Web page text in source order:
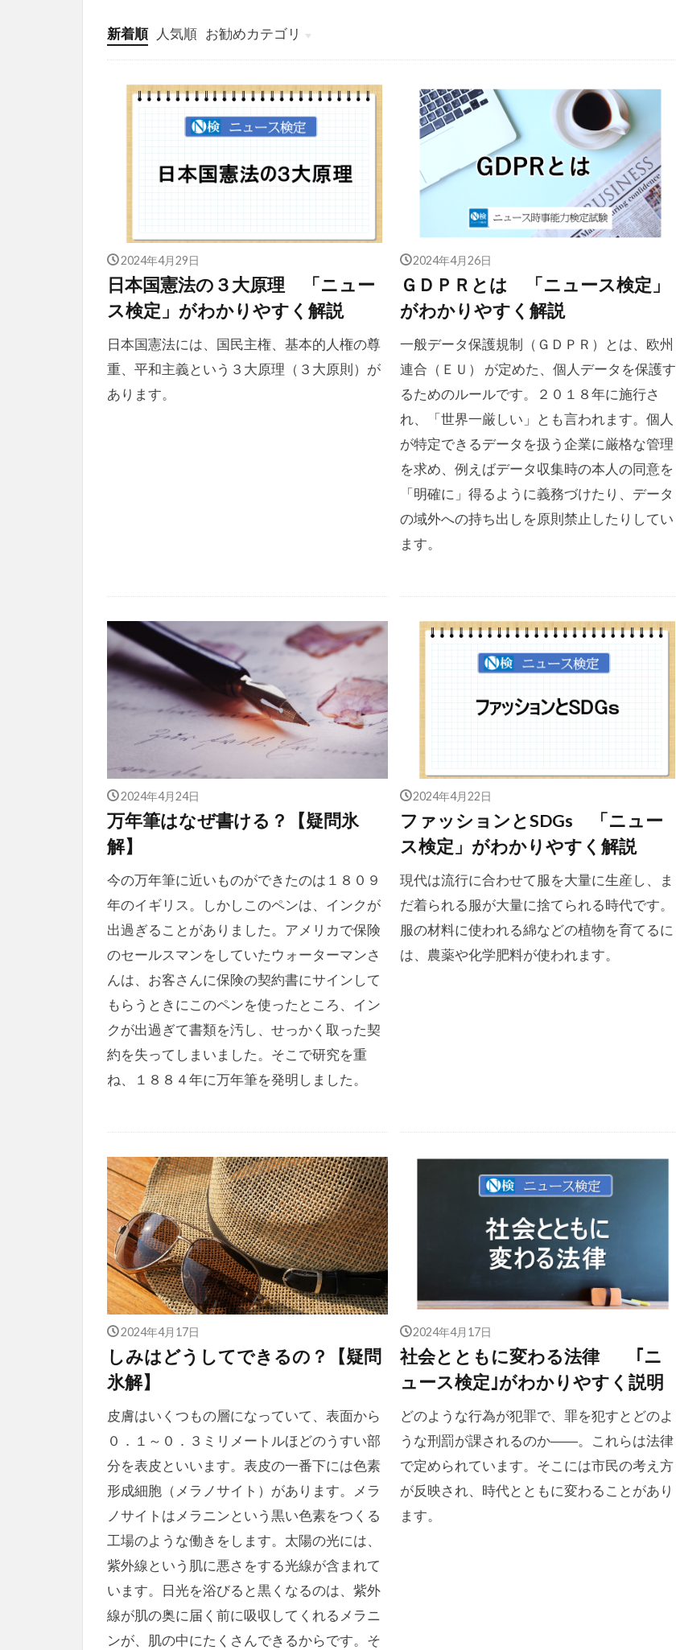
新着順 人気順 お勧めカテゴリ
投稿
学び
マンガ
電子書籍
2024年4月29日
日本国憲法の３大原理 「ニュー
ス検定」がわかりやすく解説
日本国憲法には、国民主権、基本的人権の尊
重、平和主義という３大原理（３大原則）が
あります。
2024年4月26日
ＧＤＰＲとは 「ニュース検定」
がわかりやすく解説
一般データ保護規制（ＧＤＰＲ）とは、欧州
連合（ＥＵ） が定めた、個人データを保護す
るためのルールです。２０１８年に施行さ
れ、「世界一厳しい」とも言われます。個人
が特定できるデータを扱う企業に厳格な管理
を求め、例えばデータ収集時の本人の同意を
「明確に」得るように義務づけたり、データ
の域外への持ち出しを原則禁止したりしてい
ます。
2024年4月24日
万年筆はなぜ書ける？【疑問氷
解】
今の万年筆に近いものができたのは１８０９
年のイギリス。しかしこのペンは、インクが
出過ぎることがありました。アメリカで保険
のセールスマンをしていたウォーターマンさ
んは、お客さんに保険の契約書にサインして
もらうときにこのペンを使ったところ、イン
クが出過ぎて書類を汚し、せっかく取った契
約を失ってしまいました。そこで研究を重
ね、１８８４年に万年筆を発明しました。
2024年4月22日
ファッションとSDGs 「ニュー
ス検定」がわかりやすく解説
現代は流行に合わせて服を大量に生産し、ま
だ着られる服が大量に捨てられる時代です。
服の材料に使われる綿などの植物を育てるに
は、農薬や化学肥料が使われます。
2024年4月17日
しみはどうしてできるの？【疑問
氷解】
皮膚はいくつもの層になっていて、表面から
０．１～０．３ミリメートルほどのうすい部
分を表皮といいます。表皮の一番下には色素
形成細胞（メラノサイト）があります。メラ
ノサイトはメラニンという黒い色素をつくる
工場のような働きをします。太陽の光には、
紫外線という肌に悪さをする光線が含まれて
います。日光を浴びると黒くなるのは、紫外
線が肌の奥に届く前に吸収してくれるメラニ
ンが、肌の中にたくさんできるからです。そ
2024年4月17日
社会とともに変わる法律 ｢ニ
ュース検定｣がわかりやすく説明
どのような行為が犯罪で、罪を犯すとどのよ
うな刑罰が課されるのか――。これらは法律
で定められています。そこには市民の考え方
が反映され、時代とともに変わることがあり
ます。